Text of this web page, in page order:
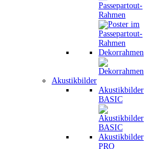
Passepartout-
Rahmen
Dekorrahmen
Akustikbilder
Akustikbilder
BASIC
Akustikbilder
PRO